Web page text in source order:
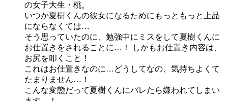
の女子大生・桃。
いつか夏樹くんの彼女になるためにもっともっと上品
にならなくては…
そう思っていたのに、勉強中にミスをして夏樹くんに
お仕置きをされることに…！ しかもお仕置き内容は、
お尻を叩くこと！
これはお仕置きなのに…どうしてなの、気持ちよくて
たまりません…！
こんな変態だって夏樹くんにバレたら嫌われてしまい